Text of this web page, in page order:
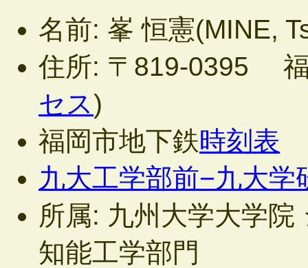
名前: 峯 恒憲(MINE,
住所: 〒819-0395 福
セス)
福岡市地下鉄時刻表
九大工学部前−九大
所属: 九州大学大学
知能工学部門